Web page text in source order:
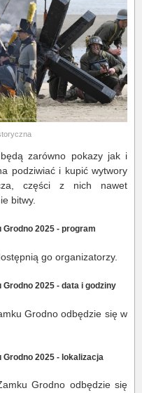
zarówno pokazy jak i
podziwiać i kupić wytwory
części z nich nawet
bitwy.
2025 - program
go organizatorzy.
2025 - data i godziny
Grodno odbędzie się w
2025 - lokalizacja
Grodno odbędzie się